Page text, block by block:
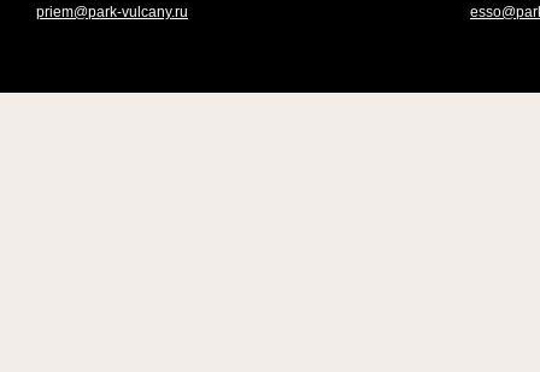
priem@park-vulcany.ru